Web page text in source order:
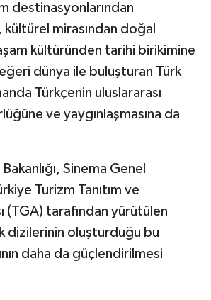
destinasyonlarından
mirasından doğal
kültüründen tarihi birikimine
dünya ile buluşturan Türk
Türkçenin uluslararası
ve yaygınlaşmasına da
Sinema Genel
Turizm Tanıtım ve
(TGA) tarafından yürütülen
dizilerinin oluşturduğu bu
daha da güçlendirilmesi